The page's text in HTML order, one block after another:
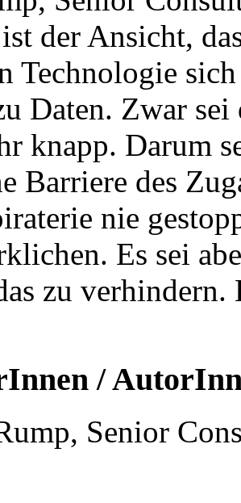
der Ansicht,
Technologie
Daten. Zwar
knapp. Darum
Barriere des
nie
Es sei
zu
/
Senior